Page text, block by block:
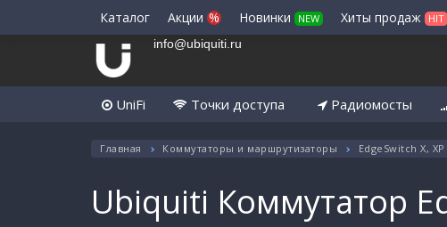
Каталог Акции % Новинки NEW Хиты продаж HIT
info@ubiquiti.ru
UniFi Точки доступа Радиомосты
Главная Коммутаторы и маршрутизаторы EdgeSwitch X, XP
Ubiquiti Коммутатор